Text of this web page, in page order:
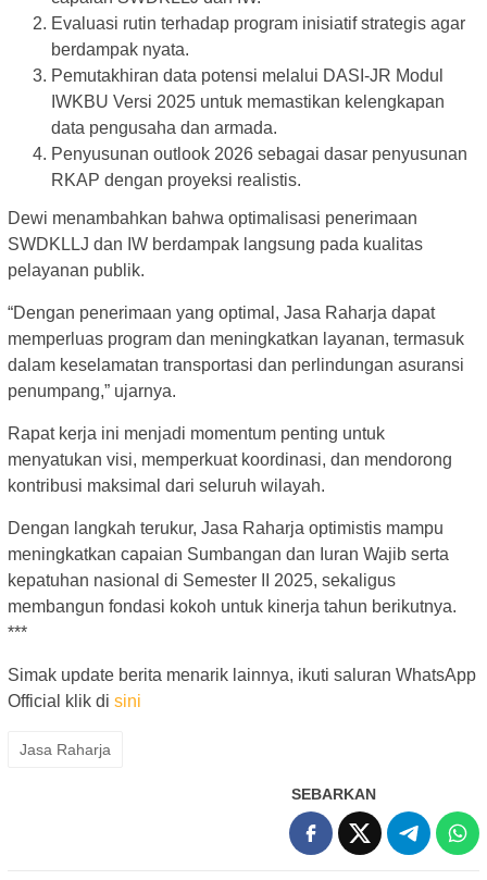
Evaluasi rutin terhadap program inisiatif strategis agar
berdampak nyata.
Pemutakhiran data potensi melalui DASI-JR Modul
IWKBU Versi 2025 untuk memastikan kelengkapan
data pengusaha dan armada.
Penyusunan outlook 2026 sebagai dasar penyusunan
RKAP dengan proyeksi realistis.
Dewi menambahkan bahwa optimalisasi penerimaan
SWDKLLJ dan IW berdampak langsung pada kualitas
pelayanan publik.
“Dengan penerimaan yang optimal, Jasa Raharja dapat
memperluas program dan meningkatkan layanan, termasuk
dalam keselamatan transportasi dan perlindungan asuransi
penumpang,” ujarnya.
Rapat kerja ini menjadi momentum penting untuk
menyatukan visi, memperkuat koordinasi, dan mendorong
kontribusi maksimal dari seluruh wilayah.
Dengan langkah terukur, Jasa Raharja optimistis mampu
meningkatkan capaian Sumbangan dan Iuran Wajib serta
kepatuhan nasional di Semester II 2025, sekaligus
membangun fondasi kokoh untuk kinerja tahun berikutnya.
***
Simak update berita menarik lainnya, ikuti saluran WhatsApp
Official klik di sini
Jasa Raharja
SEBARKAN